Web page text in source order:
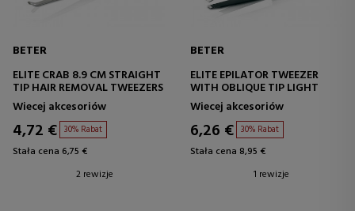
BETER
ELITE CRAB 8.9 CM STRAIGHT
TIP HAIR REMOVAL TWEEZERS
Wiecej akcesoriów
4,72 € 30% Rabat
Stała cena 6,75 €
2 rewizje
BETER
ELITE EPILATOR TWEEZER
WITH OBLIQUE TIP LIGHT
Wiecej akcesoriów
6,26 € 30% Rabat
Stała cena 8,95 €
1 rewizje